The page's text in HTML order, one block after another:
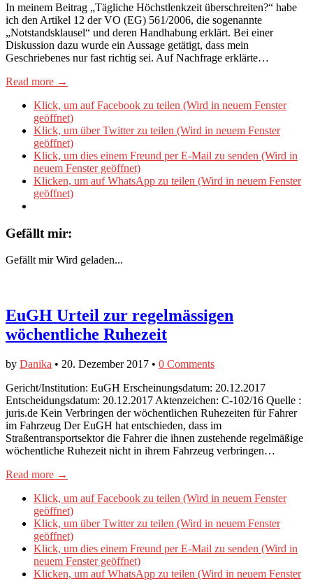
In meinem Beitrag „Tägliche Höchstlenkzeit überschreiten?“ habe
ich den Artikel 12 der VO (EG) 561/2006, die sogenannte
„Notstandsklausel“ und deren Handhabung erklärt. Bei einer
Diskussion dazu wurde ein Aussage getätigt, dass mein
Geschriebenes nur fast richtig sei. Auf Nachfrage erklärte…
Read more →
Klick, um auf Facebook zu teilen (Wird in neuem Fenster
geöffnet)
Klick, um über Twitter zu teilen (Wird in neuem Fenster
geöffnet)
Klick, um dies einem Freund per E-Mail zu senden (Wird in
neuem Fenster geöffnet)
Klicken, um auf WhatsApp zu teilen (Wird in neuem Fenster
geöffnet)
Gefällt mir:
Gefällt mir Wird geladen...
EuGH Urteil zur regelmässigen
wöchentliche Ruhezeit
by Danika • 20. Dezember 2017 • 0 Comments
Gericht/Institution: EuGH Erscheinungsdatum: 20.12.2017
Entscheidungsdatum: 20.12.2017 Aktenzeichen: C-102/16 Quelle :
juris.de Kein Verbringen der wöchentlichen Ruhezeiten für Fahrer
im Fahrzeug Der EuGH hat entschieden, dass im
Straßentransportsektor die Fahrer die ihnen zustehende regelmäßige
wöchentliche Ruhezeit nicht in ihrem Fahrzeug verbringen…
Read more →
Klick, um auf Facebook zu teilen (Wird in neuem Fenster
geöffnet)
Klick, um über Twitter zu teilen (Wird in neuem Fenster
geöffnet)
Klick, um dies einem Freund per E-Mail zu senden (Wird in
neuem Fenster geöffnet)
Klicken, um auf WhatsApp zu teilen (Wird in neuem Fenster